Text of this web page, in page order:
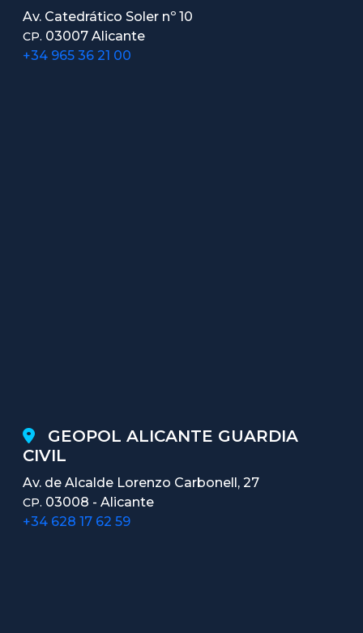
Av. Catedrático Soler nº 10
CP. 03007 Alicante
+34 965 36 21 00
GEOPOL ALICANTE GUARDIA
CIVIL
Av. de Alcalde Lorenzo Carbonell, 27
CP. 03008 - Alicante
+34 628 17 62 59